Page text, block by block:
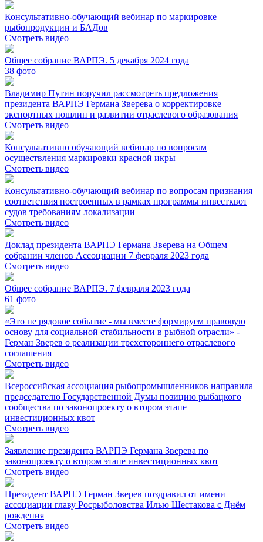
Консультативно-обучающий вебинар по маркировке
рыбопродукции и БАДов
Смотреть видео
Общее собрание ВАРПЭ. 5 декабря 2024 года
38 фото
Владимир Путин поручил рассмотреть предложения
президента ВАРПЭ Германа Зверева о корректировке
экспортных пошлин и развитии отраслевого образования
Смотреть видео
Консультативно обучающий вебинар по вопросам
осуществления маркировки красной икры
Смотреть видео
Консультативно-обучающий вебинар по вопросам признания
соответствия построенных в рамках программы инвестквот
судов требованиям локализации
Смотреть видео
Доклад президента ВАРПЭ Германа Зверева на Общем
собрании членов Ассоциации 7 февраля 2023 года
Смотреть видео
Общее собрание ВАРПЭ. 7 февраля 2023 года
61 фото
«Это не рядовое событие - мы вместе формируем правовую
основу для социальной стабильности в рыбной отрасли» -
Герман Зверев о реализации трехстороннего отраслевого
соглашения
Смотреть видео
Всероссийская ассоциация рыбопромышленников направила
председателю Государственной Думы позицию рыбацкого
сообщества по законопроекту о втором этапе
инвестиционных квот
Смотреть видео
Заявление президента ВАРПЭ Германа Зверева по
законопроекту о втором этапе инвестиционных квот
Смотреть видео
Президент ВАРПЭ Герман Зверев поздравил от имени
ассоциации главу Росрыболовства Илью Шестакова с Днём
рождения
Смотреть видео